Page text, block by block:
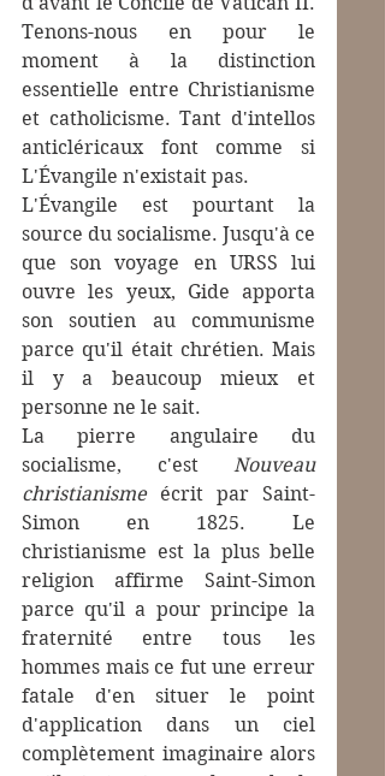
Tenons-nous en pour le
moment à la distinction
essentielle entre Christianisme
et catholicisme. Tant d'intellos
anticléricaux font comme si
L'Évangile n'existait pas.
L'Évangile est pourtant la
source du socialisme. Jusqu'à ce
que son voyage en URSS lui
ouvre les yeux, Gide apporta
son soutien au communisme
parce qu'il était chrétien. Mais
il y a beaucoup mieux et
personne ne le sait.
La pierre angulaire du
socialisme, c'est
Nouveau
christianisme écrit par Saint-
Simon en 1825. Le
christianisme est la plus belle
religion affirme Saint-Simon
parce qu'il a pour principe la
fraternité entre tous les
hommes mais ce fut une erreur
fatale d'en situer le point
d'application dans un ciel
complètement imaginaire alors